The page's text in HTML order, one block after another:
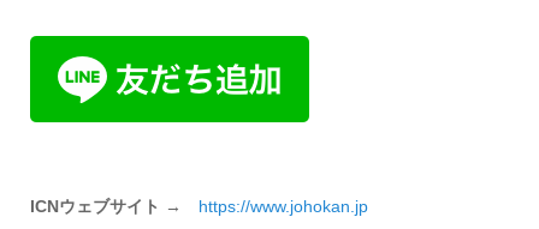
ICNウェブサイト → https://www.johokan.jp